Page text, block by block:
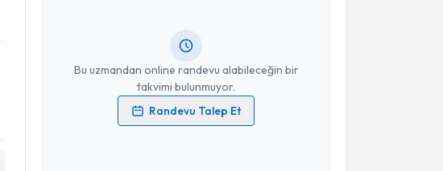
Bu uzmandan online randevu alabileceğin bir
takvimi bulunmuyor.
Randevu Talep Et
Kişisel verilerimin işlenmesine ilişkinAydınlatma Metni